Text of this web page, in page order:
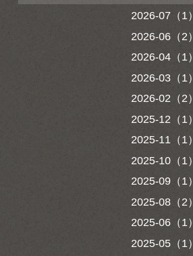
2026-07（1）
2026-06（2）
2026-04（1）
2026-03（1）
2026-02（2）
2025-12（1）
2025-11（1）
2025-10（1）
2025-09（1）
2025-08（2）
2025-06（1）
2025-05（1）